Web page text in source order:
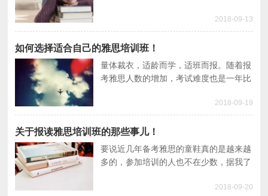
机构数量也不少，但多数童鞋在做选择的
时候缺乏依据导致措手无错，不知道从何
处下手。
2018-09-13
如何选择适合自己的雅思培训班！
量体裁衣，适龄而学，适班而报。随着报
考雅思人数的增加，考试难度也是一年比
考生比较关注的话题，渐而有童鞋选择通
过参加培训机构来实现，但在选择培训机
构的时候却犯了难，不知道哪家好。
2018-09-19
关于报读雅思培训班的那些事儿！
要说近几年备考雅思的童鞋真的是越来越
多的，参加培训的人也不在少数，据我了
不下1000家，且都有品牌的，这让很多
2018-09-20